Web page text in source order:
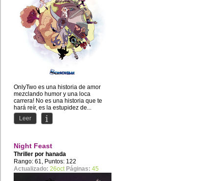
OnlyTwo es una historia de amor
mezclando humor y una loca
carrera! No es una historia que te
hará reír, es la estupidez de...
Leer
Night Feast
Thriller por hanada
Rango: 61, Puntos: 122
Actualizado: 26oct Páginas: 45